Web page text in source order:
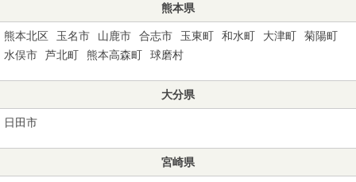
熊本県
熊本北区 玉名市 山鹿市 合志市 玉東町 和水町 大津町
菊陽町
水俣市
芦北町 熊本高森町 球磨村
大分県
日田市
宮崎県